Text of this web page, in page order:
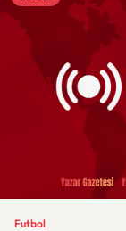
Futbol